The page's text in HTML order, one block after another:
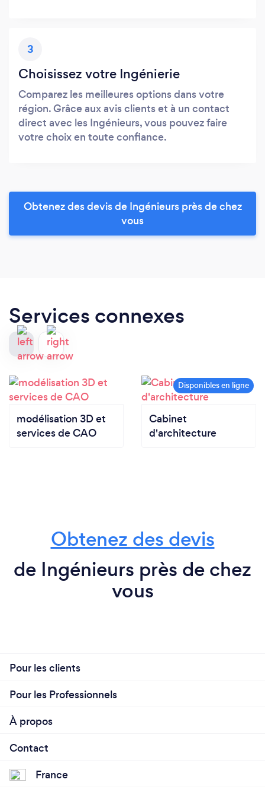
3
Choisissez votre Ingénierie
Comparez les meilleures options dans votre
région. Grâce aux avis clients et à un contact
direct avec les Ingénieurs, vous pouvez faire
votre choix en toute confiance.
Obtenez des devis de Ingénieurs près de chez
vous
Services connexes
modélisation 3D et
services de CAO
Cabinet
d'architecture
Obtenez des devis
de Ingénieurs près de chez
vous
Pour les clients
Pour les Professionnels
À propos
Contact
France